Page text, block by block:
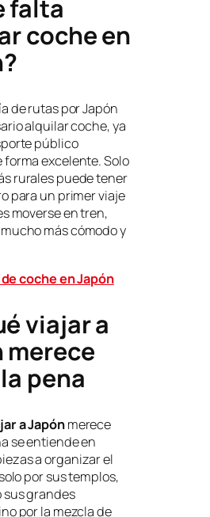
falta
coche en
de rutas por Japón
alquilar coche, ya
público
excelente. Solo
rurales puede tener
para un primer viaje
moverse en tren,
más cómodo y
coche en Japón
viajar a
merece
pena
a Japónmerece
se entiende en
a organizar el
por sus templos,
sus grandes
por la mezcla de